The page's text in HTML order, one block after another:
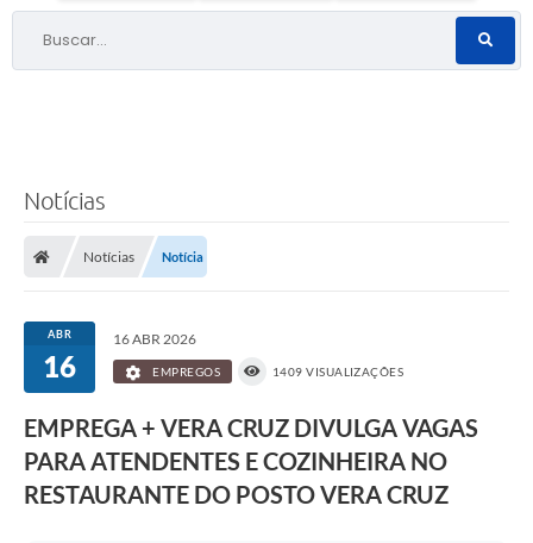
Buscar...
Notícias
Notícias Notícia
ABR
16
16 ABR 2026
EMPREGOS 1409 VISUALIZAÇÕES
EMPREGA + VERA CRUZ DIVULGA VAGAS
PARA ATENDENTES E COZINHEIRA NO
RESTAURANTE DO POSTO VERA CRUZ